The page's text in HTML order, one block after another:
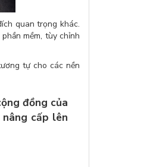
quan trọng khác.
mềm, tùy chỉnh
tự cho các nền
đồng của
cấp lên